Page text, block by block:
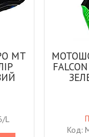
MT
L